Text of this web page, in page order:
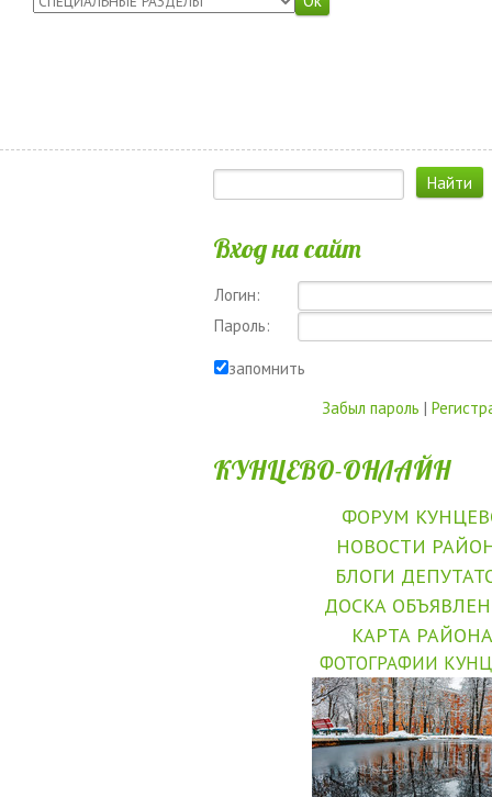
Вход на сайт
Логин:
Пароль:
запомнить
Забыл пароль |
КУНЦЕВО-ОНЛАЙН
ФОРУМ
НОВОСТИ
БЛОГИ
ДОСКА
КАРТА РАЙОНА
ФОТОГРАФИИ